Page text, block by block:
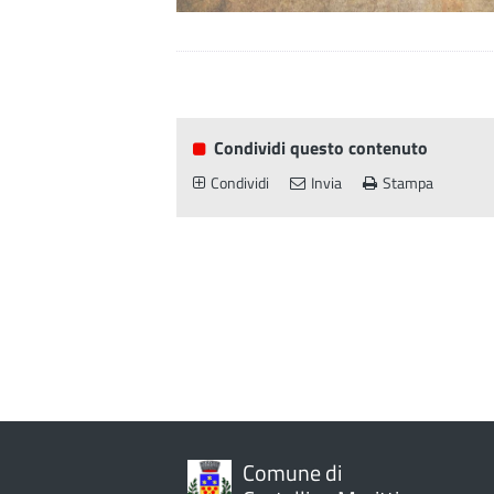
Condividi questo contenuto
Condividi Invia Stampa
Comune di